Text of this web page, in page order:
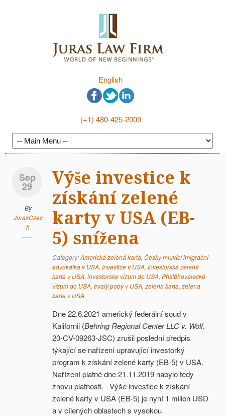
English
(+1) 480-425-2009
Sep
29
By
JurasCzec
h
Výše investice k
získání zelené
karty v USA (EB-
5) snížena
Category:Americká zelená karta, Česky mluvící imigrační
advokátka v USA, Investice v USA, Investorská zelená
karta v USA, investorske vizum do USA, Přistěhovalecké
vízum do USA, trvalý poby v USA, zelena karta, zelena
karta v USA
Dne 22.6.2021 americký federální soud v
Kalifornii (Behring Regional Center LLC v. Wolf,
20-CV-09263-JSC) zrušil poslední předpis
týkající se nařízení upravující investorký
program k získání zelené karty (EB-5) v USA.
Nařízení platné dne 21.11.2019 nabylo tedy
znovu platnosti. Výše investice k získání
zelené karty v USA (EB-5) je nyní 1 milion USD
a v cílených oblastech s vysokou